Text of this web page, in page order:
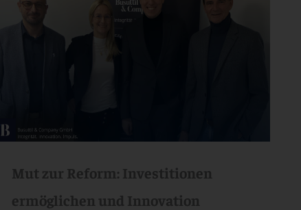
Mut zur Reform: Investitionen
ermöglichen und Innovation